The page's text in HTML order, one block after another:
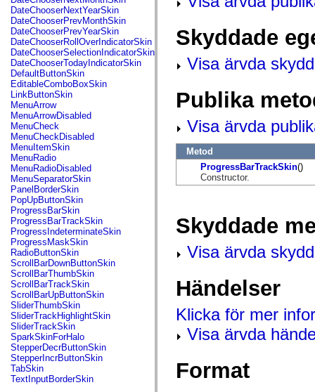
flash.accessibility
flash.concurrent
flash.crypto
flash.data
flash.desktop
flash.display
flash.display3D
flash.display3D.textures
flash.errors
flash.events
flash.external
flash.filesystem
flash.filters
flash.geom
flash.globalization
flash.html
flash.media
flash.net
flash.net.dns
flash.net.drm
flash.notifications
flash.permissions
flash.printing
flash.profiler
flash.sampler
flash.security
flash.sensors
flash.system
flash.text
flash.text.engine
flash.text.ime
flash.ui
flash.utils
flash.xml
flashx.textLayout
flashx.textLayout.compose
flashx.textLayout.container
DateChooserNextYearSkin
DateChooserPrevMonthSkin
DateChooserPrevYearSkin
DateChooserRollOverIndicatorSkin
DateChooserSelectionIndicatorSkin
DateChooserTodayIndicatorSkin
DefaultButtonSkin
EditableComboBoxSkin
LinkButtonSkin
MenuArrow
MenuArrowDisabled
MenuCheck
MenuCheckDisabled
MenuItemSkin
MenuRadio
MenuRadioDisabled
MenuSeparatorSkin
PanelBorderSkin
PopUpButtonSkin
ProgressBarSkin
ProgressBarTrackSkin
ProgressIndeterminateSkin
ProgressMaskSkin
RadioButtonSkin
ScrollBarDownButtonSkin
ScrollBarThumbSkin
ScrollBarTrackSkin
ScrollBarUpButtonSkin
SliderThumbSkin
SliderTrackHighlightSkin
SliderTrackSkin
SparkSkinForHalo
StepperDecrButtonSkin
StepperIncrButtonSkin
TabSkin
TextInputBorderSkin
Skyddade
Visa ärvda
Publika
Visa ärvda
Metod
ProgressBarTrackSkin()
Constructor.
Skyddade
Visa ärvda
Händelser
Klicka för mer
Visa ärvda
Format